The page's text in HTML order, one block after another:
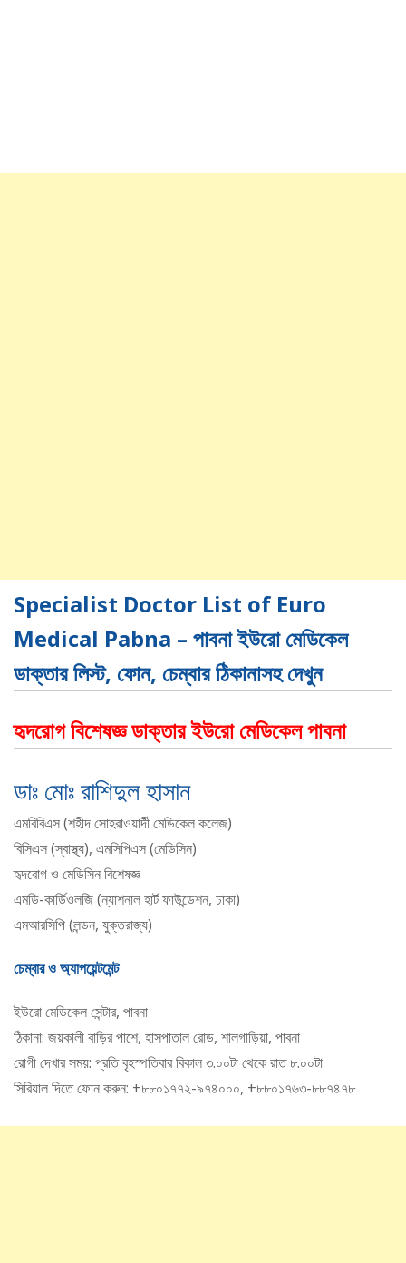
Specialist Doctor List of Euro
Medical Pabna – পাবনা ইউরো মেডিকেল
ডাক্তার লিস্ট, ফোন, চেম্বার ঠিকানাসহ দেখুন
হৃদরোগ বিশেষজ্ঞ ডাক্তার ইউরো মেডিকেল পাবনা
ডাঃ মোঃ রাশিদুল হাসান
এমবিবিএস (শহীদ সোহরাওয়ার্দী মেডিকেল কলেজ)
বিসিএস (স্বাস্থ্য), এমসিপিএস (মেডিসিন)
হৃদরোগ ও মেডিসিন বিশেষজ্ঞ
এমডি-কার্ডিওলজি (ন্যাশনাল হার্ট ফাউন্ডেশন, ঢাকা)
এমআরসিপি (লন্ডন, যুক্তরাজ্য)
চেম্বার ও অ্যাপয়েন্টমেন্ট
ইউরো মেডিকেল সেন্টার, পাবনা
ঠিকানা: জয়কালী বাড়ির পাশে, হাসপাতাল রোড, শালগাড়িয়া, পাবনা
রোগী দেখার সময়: প্রতি বৃহস্পতিবার বিকাল ৩.০০টা থেকে রাত ৮.০০টা
সিরিয়াল দিতে ফোন করুন: +৮৮০১৭৭২-৯৭৪০০০, +৮৮০১৭৬৩-৮৮৭৪৭৮